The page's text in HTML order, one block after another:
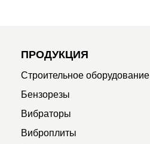
ПРОДУКЦИЯ
Строительное оборудование
Бензорезы
Вибраторы
Виброплиты